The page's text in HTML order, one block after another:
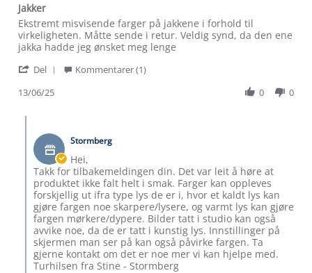
Jakker
Review
by
Lene
on
Jun
review
stating
Jakker
Ekstremt misvisende farger på jakkene i forhold til
virkeligheten. Måtte sende i retur. Veldig synd, da den ene
jakka hadde jeg ønsket meg lenge
Del
on
13
Jun
2025
Kommentarer (1)
13/06/25
0 0
Butikkeier
on
Review
by
Lene
H.
on
13
Jun
2025
Stormberg
Hei,
Takk for tilbakemeldingen din. Det var leit å høre at
produktet ikke falt helt i smak. Farger kan oppleves
forskjellig ut ifra type lys de er i, hvor et kaldt lys kan
gjøre fargen noe skarpere/lysere, og varmt lys kan gjøre
fargen mørkere/dypere. Bilder tatt i studio kan også
avvike noe, da de er tatt i kunstig lys. Innstillinger på
skjermen man ser på kan også påvirke fargen. Ta
gjerne kontakt om det er noe mer vi kan hjelpe med.
Turhilsen fra Stine - Stormberg